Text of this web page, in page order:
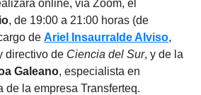
online, vía Zoom, el
, de 19:00 a 21:00 horas (de
de Ariel Insaurralde Alviso,
directivo de Ciencia del Sur, y de la
Galeano, especialista en
de la empresa Transferteq.